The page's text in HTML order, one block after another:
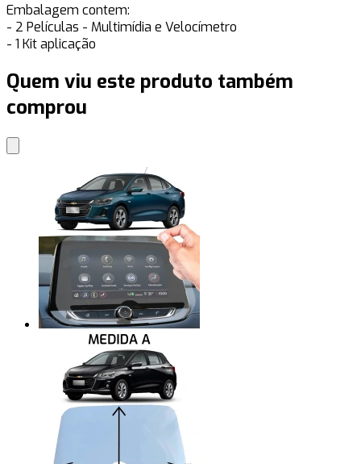
Embalagem contem:
- 2 Películas - Multimídia e Velocímetro
- 1 Kit aplicação
Quem viu este produto também
comprou